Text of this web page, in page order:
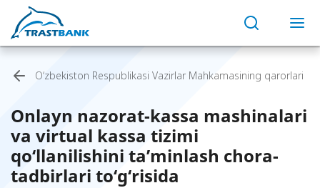
O‘zbekiston Respublikasi Vazirlar Mahkamasining qarorlari
Onlayn nazorat-kassa mashinalari
va virtual kassa tizimi
qo‘llanilishini ta’minlash chora-
tadbirlari to‘g‘risida